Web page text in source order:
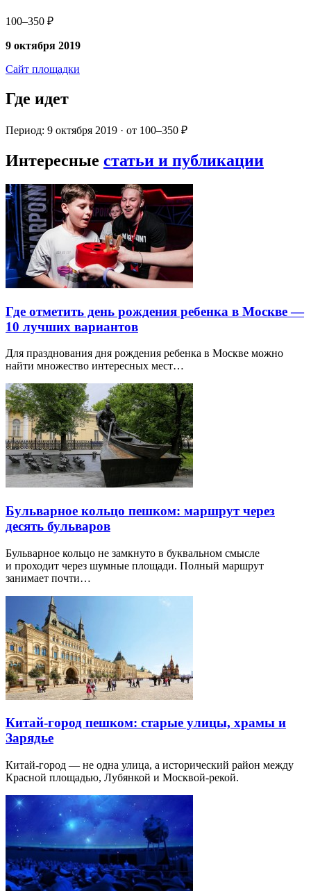
100–350 ₽
9 октября 2019
Сайт площадки
Где идет
Период: 9 октября 2019 · от 100–350 ₽
Интересные статьи и публикации
Где отметить день рождения ребенка в Москве —
10 лучших вариантов
Для празднования дня рождения ребенка в Москве можно
найти множество интересных мест…
Бульварное кольцо пешком: маршрут через
десять бульваров
Бульварное кольцо не замкнуто в буквальном смысле
и проходит через шумные площади. Полный маршрут
занимает почти…
Китай-город пешком: старые улицы, храмы и
Зарядье
Китай-город — не одна улица, а исторический район между
Красной площадью, Лубянкой и Москвой-рекой.